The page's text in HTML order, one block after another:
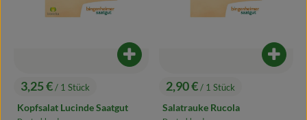
, Preis:
3,25 €/ 1 Stück
Kopfsalat Lucinde Saatgut
Produkt zum Warenkorb hinzufügen
, Preis:
2,90 €/ 1 Stück
Salatrauke Rucola